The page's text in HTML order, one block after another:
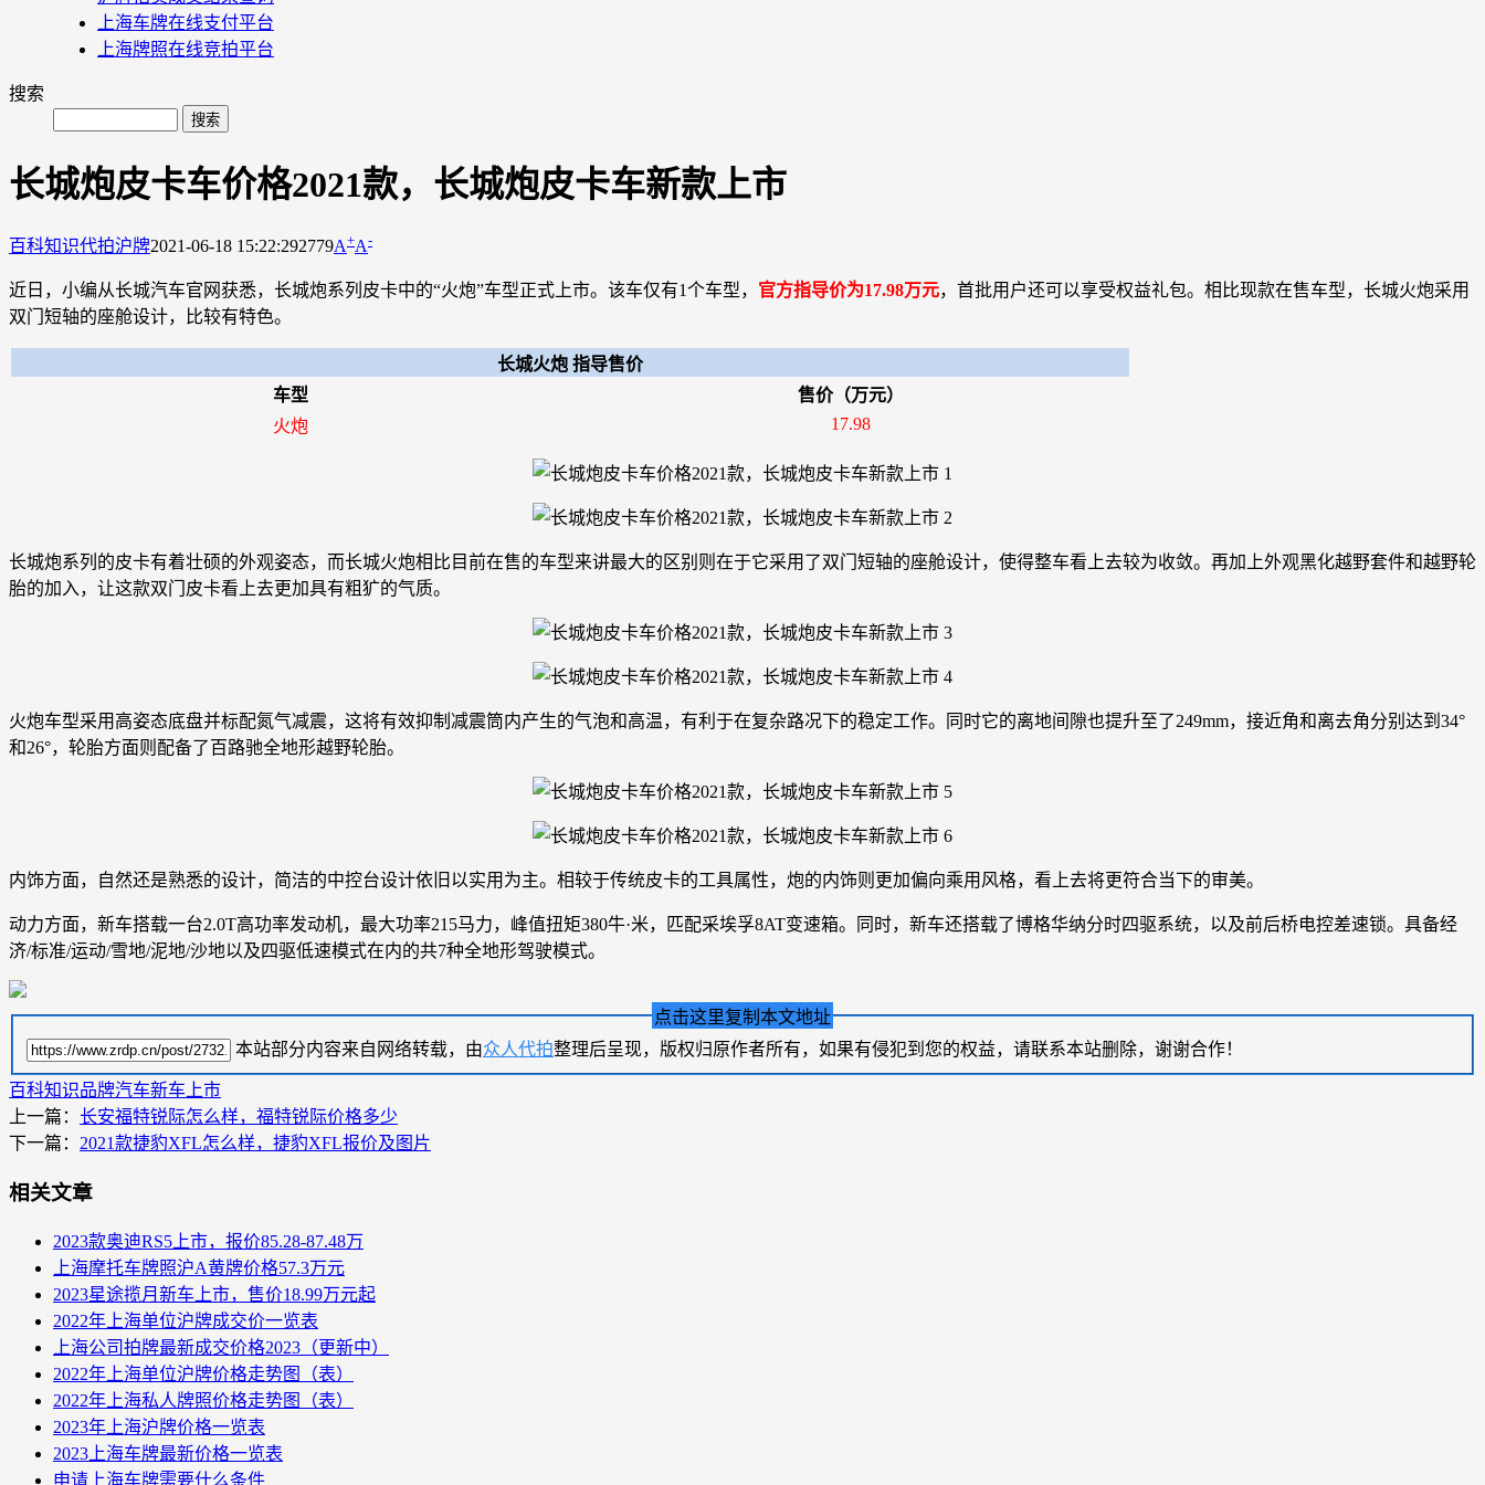
上海车牌在线支付平台
上海牌照在线竞拍平台
搜索
长城炮皮卡车价格2021款，长城炮皮卡车新款上市
百科知识代拍沪牌2021-06-18 15:22:292779A+A-
近日，小编从长城汽车官网获悉，长城炮系列皮卡中的“火炮”车型正式上市。该车仅有1个车型， 官方指导价为17.98万元，首批用户还可以享受权益礼包。相比现款在售车型，长城火炮采用
双门短轴的座舱设计，比较有特色。
长城火炮 指导售价
车型
售价（万元）
火炮
17.98
长城炮系列的皮卡有着壮硕的外观姿态，而长城火炮相比目前在售的车型来讲最大的区别则在于它采用了双门短轴的座舱设计，使得整车看上去较为收敛。再加上外观黑化越野套件和越野轮
胎的加入，让这款双门皮卡看上去更加具有粗犷的气质。
火炮车型采用高姿态底盘并标配氮气减震，这将有效抑制减震筒内产生的气泡和高温，有利于在复杂路况下的稳定工作。同时它的离地间隙也提升至了249mm，接近角和离去角分别达到34°
和26°，轮胎方面则配备了百路驰全地形越野轮胎。
内饰方面，自然还是熟悉的设计，简洁的中控台设计依旧以实用为主。相较于传统皮卡的工具属性，炮的内饰则更加偏向乘用风格，看上去将更符合当下的审美。
动力方面，新车搭载一台2.0T高功率发动机，最大功率215马力，峰值扭矩380牛·米，匹配采埃孚8AT变速箱。同时，新车还搭载了博格华纳分时四驱系统，以及前后桥电控差速锁。具备经
济/标准/运动/雪地/泥地/沙地以及四驱低速模式在内的共7种全地形驾驶模式。
点击这里复制本文地址
本站部分内容来自网络转载，由众人代拍整理后呈现，版权归原作者所有，如果有侵犯到您的权益，请联系本站删除，谢谢合作！
百科知识品牌汽车新车上市
上一篇： 长安福特锐际怎么样，福特锐际价格多少
下一篇： 2021款捷豹XFL怎么样，捷豹XFL报价及图片
相关文章
2023款奥迪RS5上市，报价85.28-87.48万
上海摩托车牌照沪A黄牌价格57.3万元
2023星途揽月新车上市，售价18.99万元起
2022年上海单位沪牌成交价一览表
上海公司拍牌最新成交价格2023（更新中）
2022年上海单位沪牌价格走势图（表）
2022年上海私人牌照价格走势图（表）
2023年上海沪牌价格一览表
2023上海车牌最新价格一览表
申请上海车牌需要什么条件